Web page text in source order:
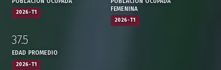
2026-T1
2026-T1
FEMENINA
2026-T1
:37.5,
EDAD PROMEDIO